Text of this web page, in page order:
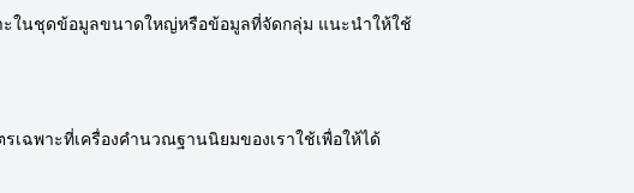
ในชุดข้อมูลขนาดใหญ่หรือข้อมูลที่จัดกลุ่ม แนะนำให้ใช้
พาะที่เครื่องคำนวณฐานนิยมของเราใช้เพื่อให้ได้